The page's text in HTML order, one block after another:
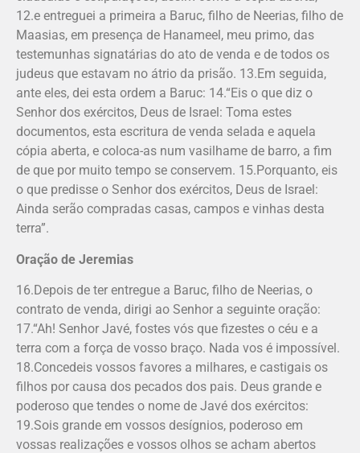
12.e entreguei a primeira a Baruc, filho de Neerias, filho de
Maasias, em presença de Hanameel, meu primo, das
testemunhas signatárias do ato de venda e de todos os
judeus que estavam no átrio da prisão. 13.Em seguida,
ante eles, dei esta ordem a Baruc: 14.“Eis o que diz o
Senhor dos exércitos, Deus de Israel: Toma estes
documentos, esta escritura de venda selada e aquela
cópia aberta, e coloca-as num vasilhame de barro, a fim
de que por muito tempo se conservem. 15.Porquanto, eis
o que predisse o Senhor dos exércitos, Deus de Israel:
Ainda serão compradas casas, campos e vinhas desta
terra”.
Oração de Jeremias
16.Depois de ter entregue a Baruc, filho de Neerias, o
contrato de venda, dirigi ao Senhor a seguinte oração:
17.“Ah! Senhor Javé, fostes vós que fizestes o céu e a
terra com a força de vosso braço. Nada vos é impossível.
18.Concedeis vossos favores a milhares, e castigais os
filhos por causa dos pecados dos pais. Deus grande e
poderoso que tendes o nome de Javé dos exércitos:
19.Sois grande em vossos desígnios, poderoso em
vossas realizações e vossos olhos se acham abertos